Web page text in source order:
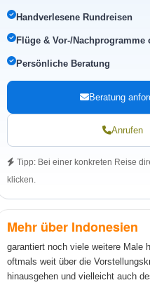
Handverlesene Rundreisen
Flüge & Vor-/Nachprogramme
Persönliche Beratung
Beratung
Anrufen
Tipp: Bei einer konkreten Reise
klicken.
Mehr über Indonesien
garantiert noch viele weitere Male
oftmals weit über die
hinausgehen und vielleicht auch